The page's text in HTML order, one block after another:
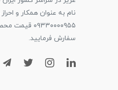
نام به عنوان همکار و
۰۹۳۳۰۰۰۰۹۵۵
سفارش فرمایید.